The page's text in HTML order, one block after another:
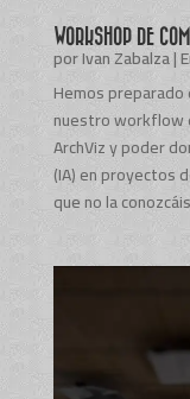
WORKSHOP DE
porIvan Zabalza|
Hemos preparado
nuestro workflow
ArchViz y poder
(IA) en proyectos
que no la